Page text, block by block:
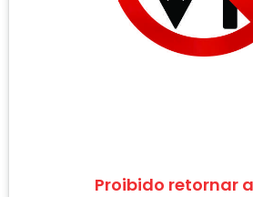
Proibido retornar